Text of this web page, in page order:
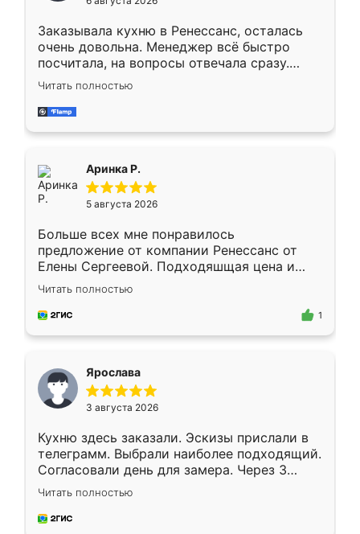
мебели буду заказывать только здесь.
Заказывала кухню в Ренессанс, осталась
очень довольна. Менеджер всё быстро
посчитала, на вопросы отвечала сразу.
Замерщик приехал в субботу, подошёл к
делу со всей ответственностью. Собрали
за день, ребята работали аккуратно, даже
Читать полностью
Аринка Р.
5 августа 2026
Больше всех мне понравилось
предложение от компании Ренессанс от
Елены Сергеевой. Подходяшщая цена и
короткие сроки изготовления. Приехавший
для замера сотрудник Владислав
предложил по моему эскизу самый
Читать полностью
1
Ярослава
3 августа 2026
Кухню здесь заказали. Эскизы прислали в
телеграмм. Выбрали наиболее подходящий.
Согласовали день для замера. Через 3
недели кухня была уже готова. Остались
довольны работой. Спасибо Ренессанс
мебель за качественную работу!
Читать полностью